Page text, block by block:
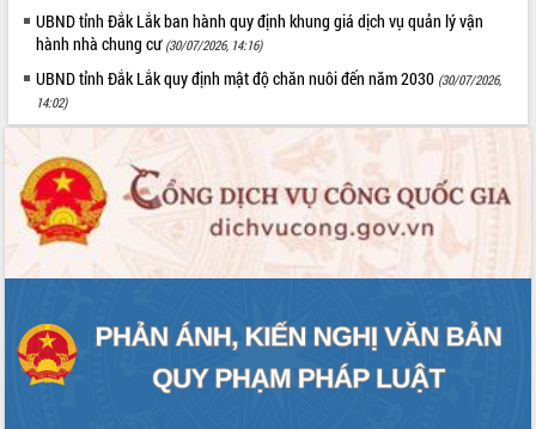
UBND tỉnh Đắk Lắk ban hành quy định khung giá dịch vụ quản lý vận
hành nhà chung cư (30/07/2026, 14:16)
UBND tỉnh Đắk Lắk quy định mật độ chăn nuôi đến năm 2030 (30/07/2026,
14:02)